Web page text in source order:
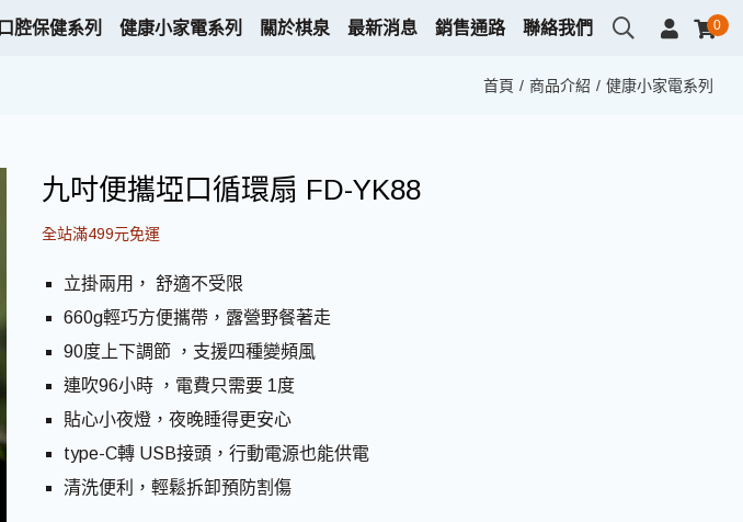
口腔保健系列 健康小家電系列 關於棋泉 最新消息 銷售通路 聯絡我們 0
首頁 商品介紹 健康小家電系列
九吋便攜埡口循環扇 FD-YK88
全站滿499元免運
立掛兩用， 舒適不受限
660g輕巧方便攜帶，露營野餐著走
90度上下調節 ，支援四種變頻風
連吹96小時 ，電費只需要 1度
貼心小夜燈，夜晚睡得更安心
type-C轉 USB接頭，行動電源也能供電
清洗便利，輕鬆拆卸預防割傷